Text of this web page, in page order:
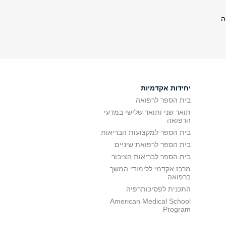
יחידות אקדמיות
בית הספר לרפואה
תואר שני ותואר שלישי במדעי
הרפואה
בית הספר למקצועות הבריאות
בית הספר לרפואת שיניים
בית הספר לבריאות הציבור
מרכז אקדמי ללימודי המשך
ברפואה
התכנית לפסיכותרפיה
American Medical School
Program